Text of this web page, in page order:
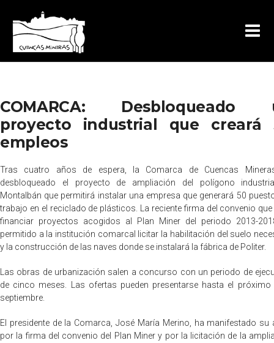
COMARCA: Desbloqueado
proyecto industrial que creará
empleos
Tras cuatro años de espera, la Comarca de Cuencas
desbloqueado el proyecto de ampliación del polígono
Montalbán que permitirá instalar una empresa que generará 50
trabajo en el reciclado de plásticos. La reciente firma del convenio
financiar proyectos acogidos al Plan Miner del periodo 2013-
permitido a la institución comarcal licitar la habilitación del suelo
y la construcción de las naves donde se instalará la fábrica de Politer.
Las obras de urbanización salen a concurso con un periodo de
de cinco meses. Las ofertas pueden presentarse hasta el próximo
septiembre.
El presidente de la Comarca, José María Merino, ha manifestado su
por la firma del convenio del Plan Miner y por la licitación de la